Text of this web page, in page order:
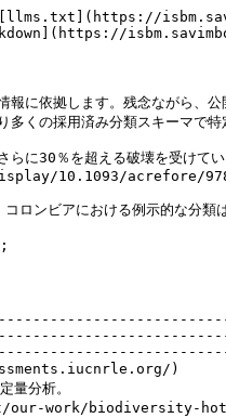
に依拠します。残念ながら、
多くの採用済み分類スキーマで
さらに30％を超える破壊を受
10.1093/acrefore/
す。コロンビアにおける例
地理的分布の制約
our-work/